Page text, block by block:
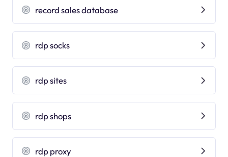
record sales database
rdp socks
rdp sites
rdp shops
rdp proxy